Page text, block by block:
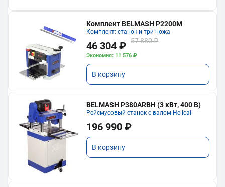
Комплект BELMASH P2200M
Комплект: станок и три ножа
46 304 ₽ 57 880 ₽
Экономия: 11 576 ₽
В корзину
BELMASH P380ARBH (3 кВт, 400 В)
Рейсмусовый станок с валом Helical
196 990 ₽
В корзину